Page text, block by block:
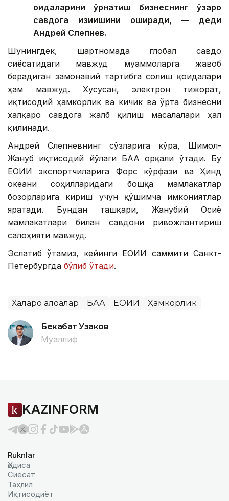
қоидаларини ўрнатиш бизнеснинг ўзаро
савдога қизиқишини оширади, — деди
Андрей Слепнев.
Шунингдек, шартномада глобал савдо
сиёсатидаги мавжуд муаммоларга жавоб
берадиган замонавий тартибга солиш қоидалари
ҳам мавжуд. Хусусан, электрон тижорат,
иқтисодий ҳамкорлик ва кичик ва ўрта бизнесни
халқаро савдога жалб қилиш масалалари ҳал
қилинади.
Андрей Слепневнинг сўзларига кўра, Шимол-
Жануб иқтисодий йўлаги БАА орқали ўтади. Бу
ЕОИИ экспортчиларига Форс кўрфази ва Ҳинд
океани соҳилларидаги бошқа мамлакатлар
бозорларига кириш учун қўшимча имкониятлар
яратади. Бундан ташқари, Жанубий Осиё
мамлакатлари билан савдони ривожлантириш
салоҳияти мавжуд.
Эслатиб ўтамиз, кейинги ЕОИИ саммити Санкт-
Петербургда бўлиб ўтади.
Халқаро алоқалар БАА ЕОИИ Ҳамкорлик
Бекабат Узаков
Муаллиф
KAZINFORM
Ruknlar
Ҳодиса
Сиёсат
Таҳлил
Иқтисодиёт